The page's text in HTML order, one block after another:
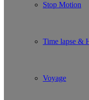
Stop Motion
Time lapse &
Voyage